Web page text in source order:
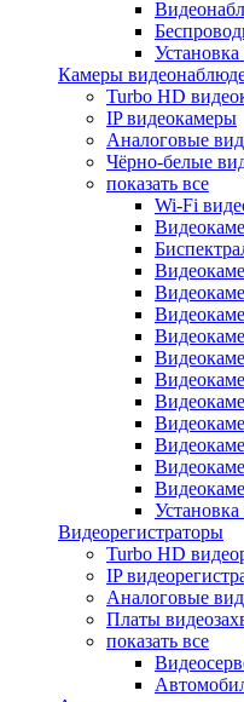
Камеры
Turbo HD
IP видеокамеры
Аналоговые
Чёрно-белые
показать все
Wi-Fi
Видеорегистраторы
Turbo HD
IP
Аналоговые
Платы
показать все